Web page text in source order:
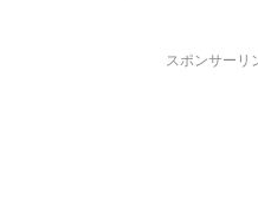
スポンサーリ